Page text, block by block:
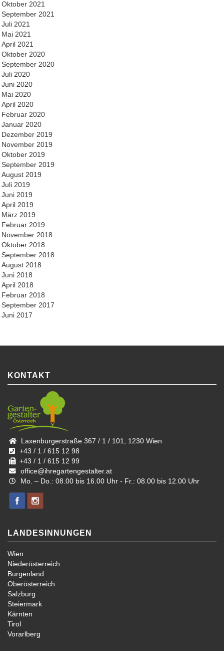
Oktober 2021
September 2021
Juli 2021
Mai 2021
April 2021
Oktober 2020
September 2020
Juli 2020
Juni 2020
Mai 2020
April 2020
Februar 2020
Januar 2020
Dezember 2019
November 2019
Oktober 2019
September 2019
August 2019
Juli 2019
Juni 2019
April 2019
März 2019
Februar 2019
November 2018
Oktober 2018
September 2018
August 2018
Juni 2018
April 2018
Februar 2018
September 2017
Juni 2017
KONTAKT
Laxenburgerstraße 367 / 1 / 101, 1230 Wien
+43 / 1 / 615 12 98
+43 / 1 / 615 12 99
office@ihregartengestalter.at
Mo. – Do.: 08.00 bis 16.00 Uhr - Fr.: 08.00 bis 12.00 Uhr
LANDESINNUNGEN
Wien
Niederösterreich
Burgenland
Oberösterreich
Salzburg
Steiermark
Kärnten
Tirol
Vorarlberg